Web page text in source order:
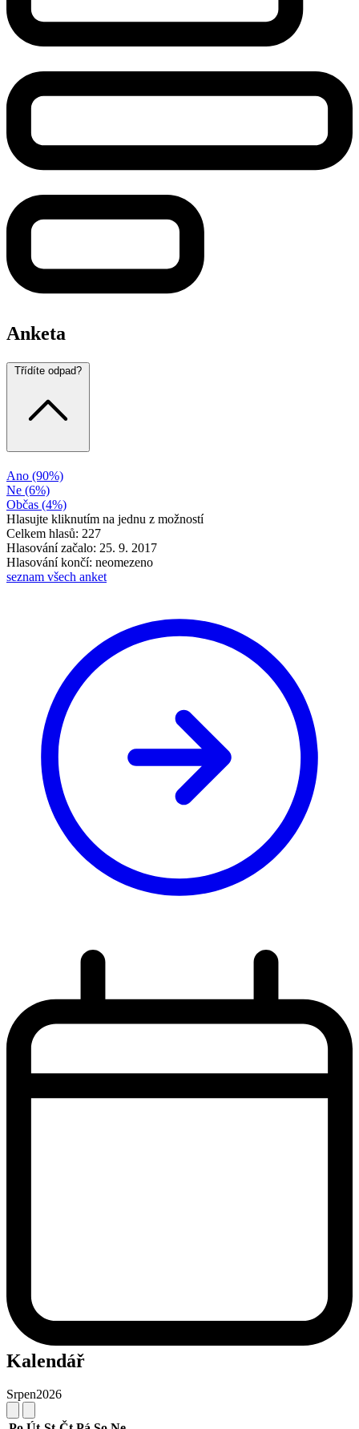
Anketa
Třídíte odpad?
Ano (90%)
Ne (6%)
Občas (4%)
Hlasujte kliknutím na jednu z možností
Celkem hlasů: 227
Hlasování začalo: 25. 9. 2017
Hlasování končí: neomezeno
seznam všech anket
Kalendář
Srpen2026